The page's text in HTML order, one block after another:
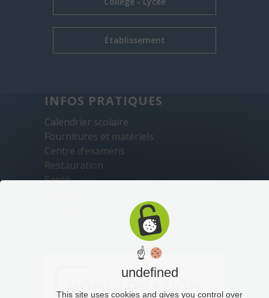
Établissement
INFOS PRATIQUES
Calendrier scolaire
Fournitures et matériels
Centre d’examens
Restauration
Santé
☝
undefined
This site uses cookies and gives you control over